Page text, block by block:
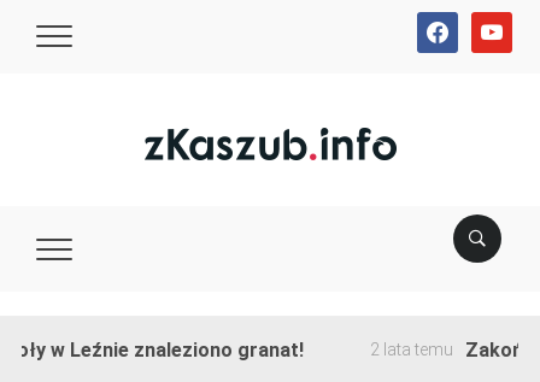
facebookyoutube
w Leźnie znaleziono granat! 2 lata temu Zakończono